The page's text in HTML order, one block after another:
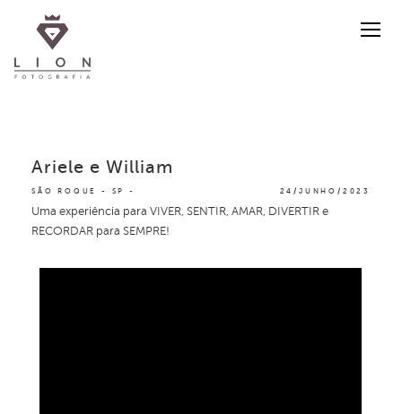
SÃO ROQUE - SP 24/JUNHO/2023
Ariele e William
Uma experiência para VIVER, SENTIR, AMAR, DIVERTIR e
RECORDAR para SEMPRE!